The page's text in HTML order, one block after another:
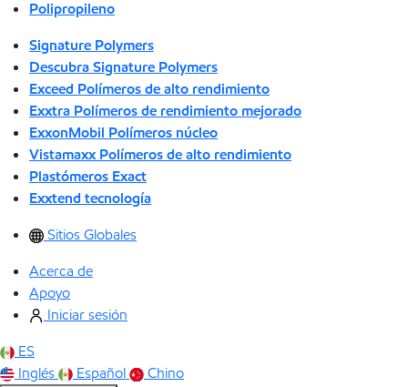
Polipropileno
Signature Polymers
Descubra Signature Polymers
Exceed Polímeros de alto rendimiento
Exxtra Polímeros de rendimiento mejorado
ExxonMobil Polímeros núcleo
Vistamaxx Polímeros de alto rendimiento
Plastómeros Exact
Exxtend tecnología
Sitios Globales
Acerca de
Apoyo
Iniciar sesión
ES
Inglés
Español
Chino